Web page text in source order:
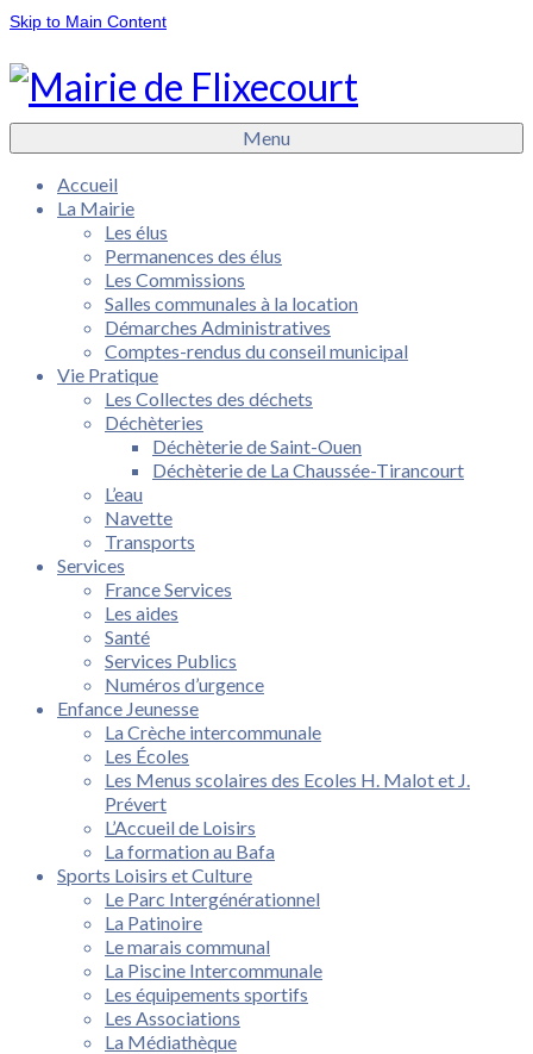
Skip to Main Content
Menu
Accueil
La Mairie
Les élus
Permanences des élus
Les Commissions
Salles communales à la location
Démarches Administratives
Comptes-rendus du conseil municipal
Vie Pratique
Les Collectes des déchets
Déchèteries
Déchèterie de Saint-Ouen
Déchèterie de La Chaussée-Tirancourt
L’eau
Navette
Transports
Services
France Services
Les aides
Santé
Services Publics
Numéros d’urgence
Enfance Jeunesse
La Crèche intercommunale
Les Écoles
Les Menus scolaires des Ecoles H. Malot et J.
Prévert
L’Accueil de Loisirs
La formation au Bafa
Sports Loisirs et Culture
Le Parc Intergénérationnel
La Patinoire
Le marais communal
La Piscine Intercommunale
Les équipements sportifs
Les Associations
La Médiathèque